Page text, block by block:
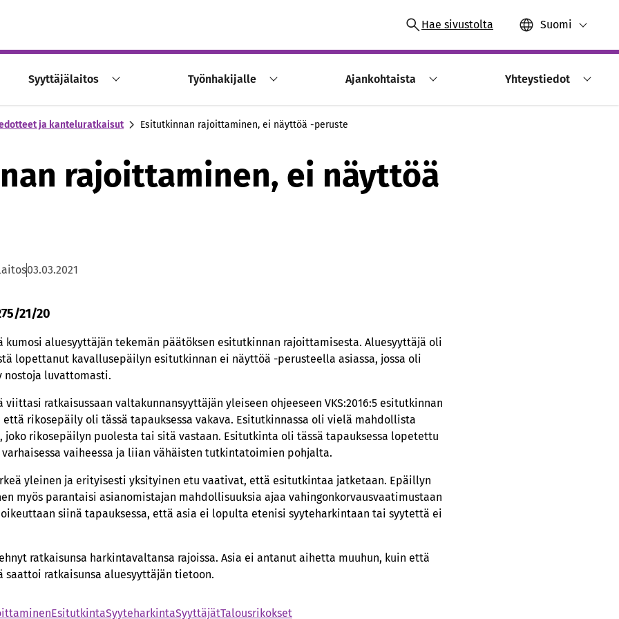
Hae sivustolta Suomi
Syyttäjälaitos Työnhakijalle Ajankohtaista Yhteystiedot
ja kanteluratkaisut Esitutkinnan rajoittaminen, ei näyttöä -peruste
rajoittaminen, ei näyttöä
03.03.2021
21/20
kumosi aluesyyttäjän tekemän päätöksen esitutkinnan rajoittamisesta. Aluesyyttäjä oli
lopettanut kavallusepäilyn esitutkinnan ei näyttöä -perusteella asiassa, jossa oli
luvattomasti.
ratkaisussaan valtakunnansyyttäjän yleiseen ohjeeseen VKS:2016:5 esitutkinnan
rikosepäily oli tässä tapauksessa vakava. Esitutkinnassa oli vielä mahdollista
joko rikosepäilyn puolesta tai sitä vastaan. Esitutkinta oli tässä tapauksessa lopetettu
vaiheessa ja liian vähäisten tutkintatoimien pohjalta.
yleinen ja erityisesti yksityinen etu vaativat, että esitutkintaa jatketaan. Epäillyn
myös parantaisi asianomistajan mahdollisuuksia ajaa vahingonkorvausvaatimustaan
siinä tapauksessa, että asia ei lopulta etenisi syyteharkintaan tai syytettä ei
ratkaisunsa harkintavaltansa rajoissa. Asia ei antanut aihetta muuhun, kuin että
saattoi ratkaisunsa aluesyyttäjän tietoon.
EsitutkintaSyyteharkintaSyyttäjätTalousrikokset